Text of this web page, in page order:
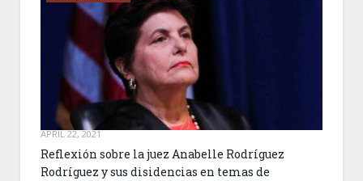
APRIL 22, 2021
Reflexión sobre la juez Anabelle Rodríguez
Rodríguez y sus disidencias en temas de